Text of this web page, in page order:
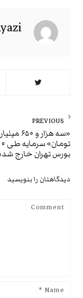
راهبری
نوشته
PREVIOUS
Previous
post:
«سه هزار و ۶۵۰
بورس تهران خارج
دیدگاهتان را بنویسید